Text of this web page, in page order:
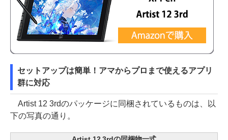
セットアップは簡単！アマからプロまで使えるアプリ
群に対応
Artist 12 3rdのパッケージに同梱されているものは、以
下の写真の通り。